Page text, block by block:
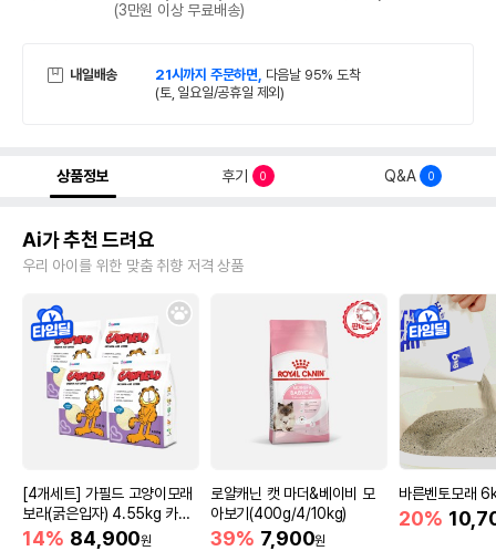
(3만원 이상 무료배송)
내일배송 21시까지 주문하면, 다음날 95% 도착
(토, 일요일/공휴일 제외)
상품정보 후기 0 Q&A 0
Ai가 추천 드려요
우리 아이를 위한 맞춤 취향 저격 상품
[4개세트] 가필드 고양이모래
보라(굵은입자) 4.55kg 카사
바모래
14% 84,900원
로얄캐닌 캣 마더&베이비 모
아보기(400g/4/10kg)
39% 7,900원
바른벤토모래
20%